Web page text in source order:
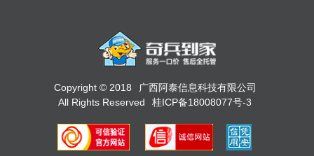
Copyright © 2018
广西阿泰信息科技有限公司
All Rights Reserved
桂ICP备18008077号-3